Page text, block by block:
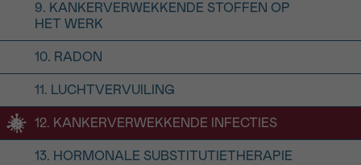
9. KANKERVERWEKKENDE STOFFEN OP
HET WERK
10. RADON
11. LUCHTVERVUILING
12. KANKERVERWEKKENDE INFECTIES
13. HORMONALE SUBSTITUTIETHERAPIE